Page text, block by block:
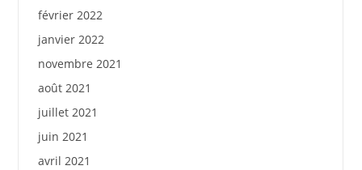
février 2022
janvier 2022
novembre 2021
août 2021
juillet 2021
juin 2021
avril 2021